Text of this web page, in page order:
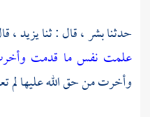
حدثنابشر ،قال : ثنايزيد ،
علمت نفس ما قدمت
وأخرت من حق الله عليها لم